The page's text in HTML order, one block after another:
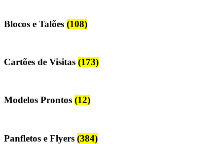
Blocos e Talões (108)
Cartões de Visitas (173)
Modelos Prontos (12)
Panfletos e Flyers (384)